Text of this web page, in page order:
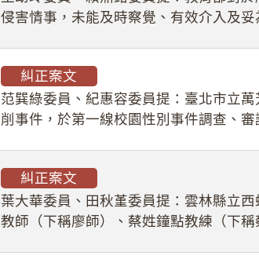
侵害情事，未能及時察覺、有效介入及
糾正案文
范巽綠委員、紀惠容委員提：臺北市立
削事件，於第一線校園性別事件調查、
糾正案文
葉大華委員、田秋堇委員提：雲林縣立
教師（下稱廖師）、蔡姓鐘點教練（下